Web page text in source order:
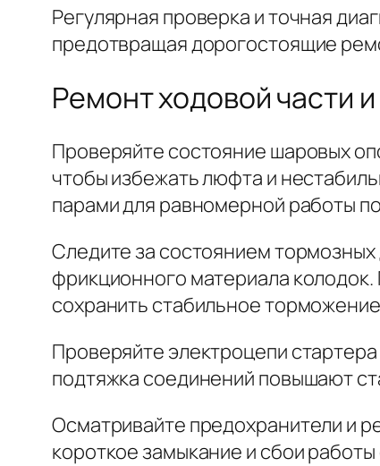
Регулярная проверка и точная
предотвращая дорогостоящие
Ремонт ходовой части
Проверяйте состояние шаровых
чтобы избежать люфта и
парами для равномерной работы
Следите за состоянием
фрикционного материала
сохранить стабильное
Проверяйте электроцепи
подтяжка соединений повышают
Осматривайте предохранители и
короткое замыкание и сбои